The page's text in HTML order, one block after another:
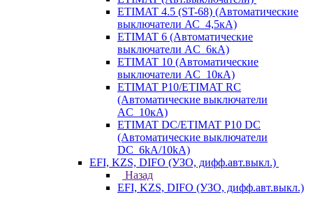
ETIMAT 4.5 (ST-68) (Автоматические
выключатели АС_4,5кА)
ETIMAT 6 (Автоматические
выключатели AC_6кА)
ETIMAT 10 (Автоматические
выключатели AC_10кА)
ETIMAT P10/ETIMAT RC
(Автоматические выключатели
AC_10кА)
ETIMAT DC/ETIMAT P10 DC
(Автоматические выключатели
DC_6kA/10kA)
EFI, KZS, DIFO (УЗО, дифф.авт.выкл.)
Назад
EFI, KZS, DIFO (УЗО, дифф.авт.выкл.)